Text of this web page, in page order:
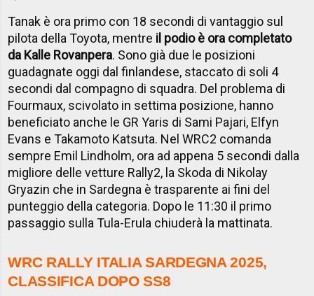
Tanak è ora primo con 18 secondi di vantaggio sul
pilota della Toyota, mentre il podio è ora completato
da Kalle Rovanpera. Sono già due le posizioni
guadagnate oggi dal finlandese, staccato di soli 4
secondi dal compagno di squadra. Del problema di
Fourmaux, scivolato in settima posizione, hanno
beneficiato anche le GR Yaris di Sami Pajari, Elfyn
Evans e Takamoto Katsuta. Nel WRC2 comanda
sempre Emil Lindholm, ora ad appena 5 secondi dalla
migliore delle vetture Rally2, la Skoda di Nikolay
Gryazin che in Sardegna è trasparente ai fini del
punteggio della categoria. Dopo le 11:30 il primo
passaggio sulla Tula-Erula chiuderà la mattinata.
WRC RALLY ITALIA SARDEGNA 2025,
CLASSIFICA DOPO SS8